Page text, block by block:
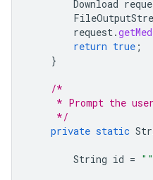
Download
request.
return true ;
}
/*
* Prompt the
     */
private static
String id = ""